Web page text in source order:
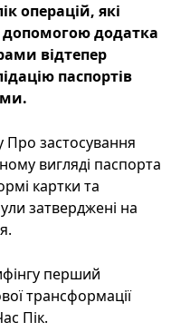
операцій, які
додатка
відтепер
паспортів
Про застосування
вигляді паспорта
картки та
затверджені на
перший
трансформації
Пік.